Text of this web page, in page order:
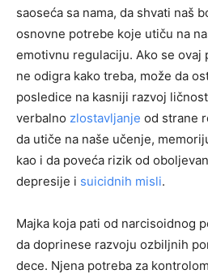
saoseća sa nama, da shvati naš
osnovne potrebe koje utiču na
emotivnu regulaciju. Ako se
ne odigra kako treba, može da
posledice na kasniji razvoj
verbalno zlostavljanje od strane
da utiče na naše učenje,
kao i da poveća rizik od
depresije i suicidnih misli.
Majka koja pati od narcisoidnog
da doprinese razvoju ozbiljnih
dece. Njena potreba za